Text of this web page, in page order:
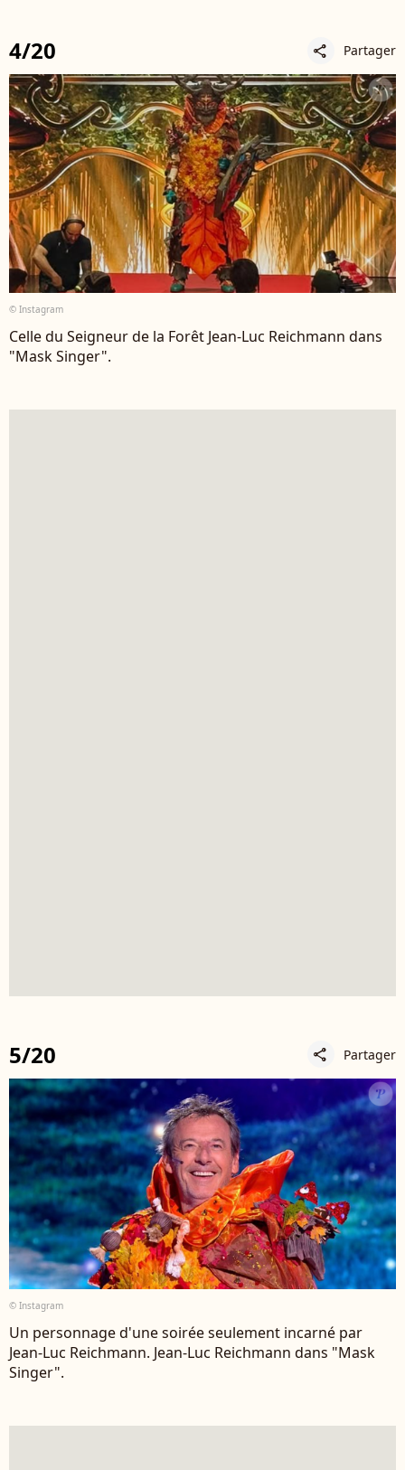
4/20 share Partager
© Instagram
Celle du Seigneur de la Forêt Jean-Luc Reichmann dans
"Mask Singer".
5/20 share Partager
© Instagram
Un personnage d'une soirée seulement incarné par
Jean-Luc Reichmann. Jean-Luc Reichmann dans "Mask
Singer".